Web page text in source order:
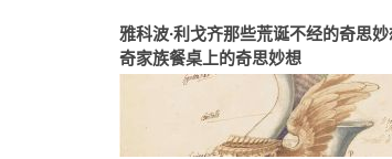
雅科波·利戈齐那些荒诞不经的奇思
奇家族餐桌上的奇思妙想